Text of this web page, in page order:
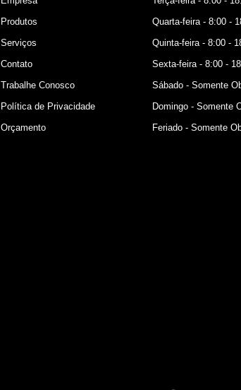
Produtos
Serviços
Contato
Trabalhe Conosco
Política de Privacidade
Orçamento
Quarta-feira - 8:00 -
Quinta-feira - 8:00 -
Sexta-feira - 8:00 -
Sábado - Somente
Domingo - Somente
Feriado - Somente